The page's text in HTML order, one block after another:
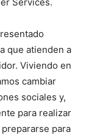
que atienden a
Viviendo en
cambiar
sociales y,
para realizar
para